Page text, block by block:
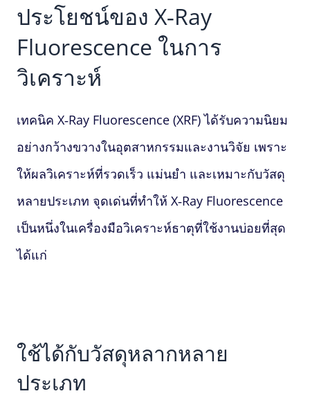
ประโยชน์ของ X‑Ray
Fluorescence ในการ
วิเคราะห์
เทคนิค X‑Ray Fluorescence (XRF) ได้รับความนิยม
อย่างกว้างขวางในอุตสาหกรรมและงานวิจัย เพราะ
ให้ผลวิเคราะห์ที่รวดเร็ว แม่นยำ และเหมาะกับวัสดุ
หลายประเภท จุดเด่นที่ทำให้ X‑Ray Fluorescence
เป็นหนึ่งในเครื่องมือวิเคราะห์ธาตุที่ใช้งานบ่อยที่สุด
ได้แก่
ใช้ได้กับวัสดุหลากหลาย
ประเภท